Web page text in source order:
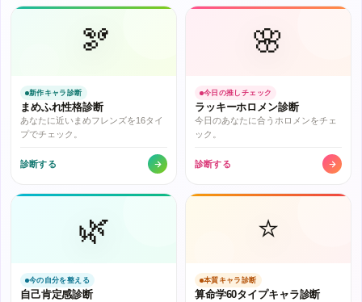
🫘
新作キャラ診断
まめふれ性格診断
あなたに近いまめフレンズを16タイ
プでチェック。
診断する
🌸
今日の推しチェック
ラッキーホロメン診断
今日のあなたに合うホロメンをチェ
ック。
診断する
🌿
今の自分を整える
自己肯定感診断
⭐
本質キャラ診断
算命学60タイプキャラ診断